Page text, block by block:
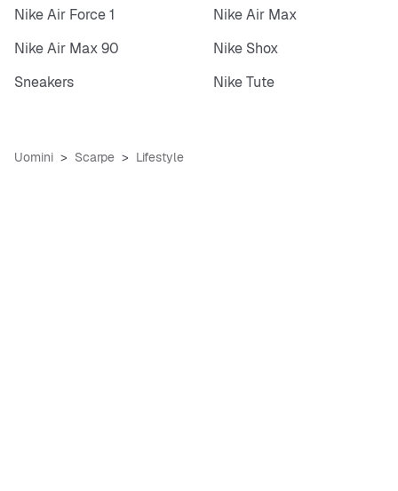
Nike Air Force 1
Nike Air Max
Nike Air Max 90
Nike Shox
Sneakers
Nike Tute
Uomini Scarpe Lifestyle